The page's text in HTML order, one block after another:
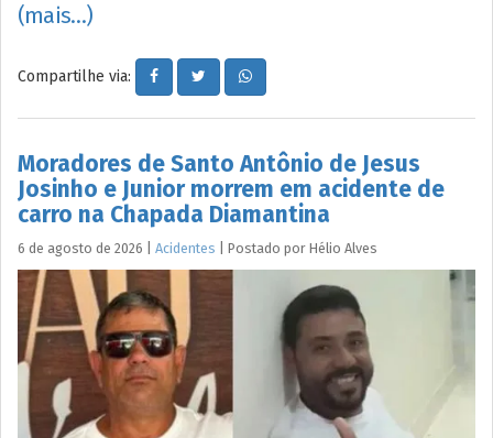
(mais…)
Compartilhe via:
Moradores de Santo Antônio de Jesus
Josinho e Junior morrem em acidente de
carro na Chapada Diamantina
6 de agosto de 2026 Acidentes Postado por Hélio Alves